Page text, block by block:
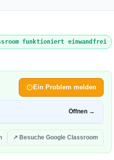
funktioniert einwandfrei
Ein Problem melden
Öffnen →
↗ Besuche Google Classroom